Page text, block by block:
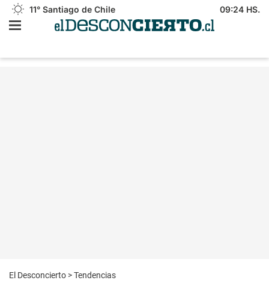
11° Santiago de Chile 09:24 HS.
El Desconcierto >Tendencias